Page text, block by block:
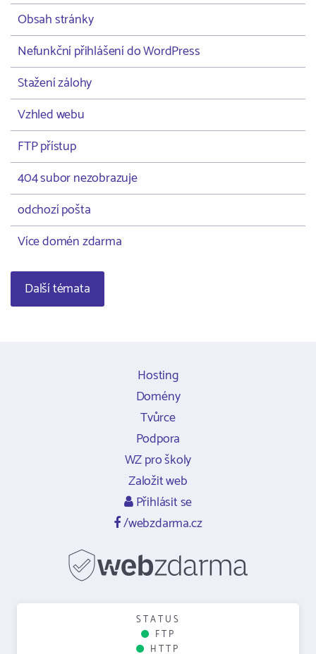
Obsah stránky
Nefunkční přihlášení do WordPress
Stažení zálohy
Vzhled webu
FTP přístup
404 subor nezobrazuje
odchozí pošta
Více domén zdarma
Další témata
Hosting
Domény
Tvůrce
Podpora
WZ pro školy
Založit web
Přihlásit se
/webzdarma.cz
STATUS
FTP
HTTP